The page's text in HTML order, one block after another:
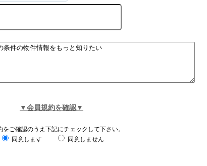
▼会員規約を確認▼
をご確認のうえ下記にチェックして下さい。
同意します
同意しません